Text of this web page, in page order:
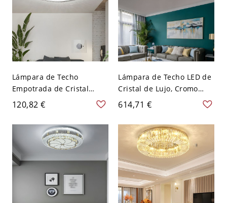
Lámpara de Techo
Empotrada de Cristal
Contemporánea,
Luminaria LED Redonda
con Difusor Estrellado -
110 A 120 V 35,56 cm
Blanco
120,82 €
Lámpara de Techo LED de
Cristal de Lujo, Cromo
para Sala de Estar - 110 A
120 V 99,06 cm Luz cálida
614,71 €